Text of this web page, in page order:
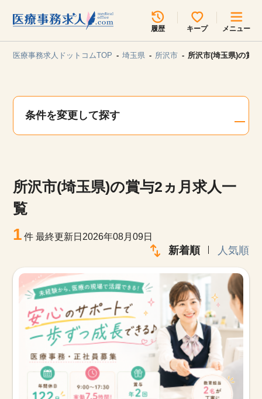
履歴 キープ メニュー
見学会・イベント情報
お知らせ
医療事務求人ドットコムとは
サイトの使い方
就職サポート
医療事務求人ドットコムTOP 埼玉県 所沢市 所沢市(埼玉県)の賞
条件を変更して探す
所沢市(埼玉県)の賞与2ヵ月求人一
覧
1 件最終更新日2026年08月09日
新着順 人気順
所在地のエリアを選択してください
各支店担当よりご連絡させていただきます。
関東
甲信越・北陸 中国・四国
九州・沖縄